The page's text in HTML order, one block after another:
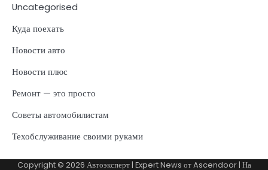
Uncategorised
Куда поехать
Новости авто
Новости плюс
Ремонт — это просто
Советы автомобилистам
Техобслуживание своими руками
Copyright © 2026 Автоэксперт| Expert News отAscendoor| На